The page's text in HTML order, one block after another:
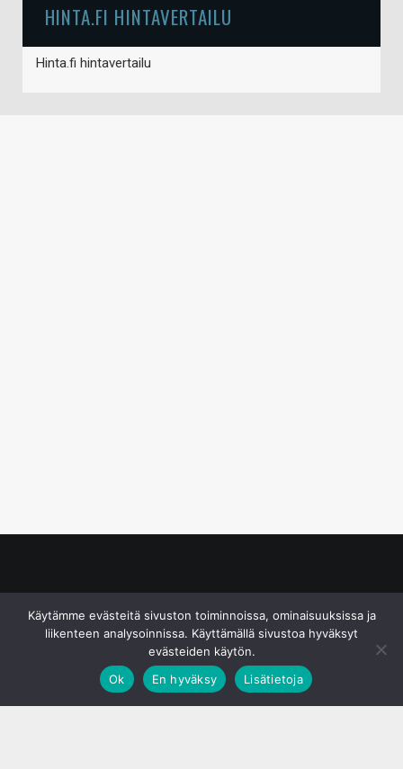
HINTA.FI HINTAVERTAILU
Hinta.fi hintavertailu
Käytämme evästeitä sivuston toiminnoissa, ominaisuuksissa ja
liikenteen analysoinnissa. Käyttämällä sivustoa hyväksyt
evästeiden käytön.
Ok
En hyväksy Lisätietoja